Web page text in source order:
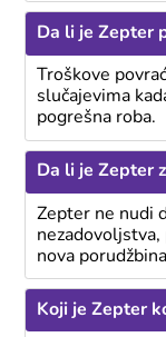
Da li je Zepter
Troškove
slučajevima
pogrešna roba.
Da li je Zepter
Zepter ne nudi
nezadovoljstva,
nova
Koji je Zepter